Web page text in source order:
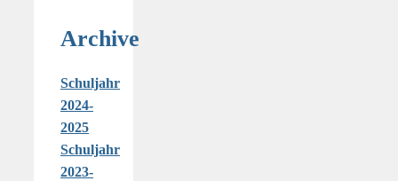
Archive
Schuljahr
2024-
2025
Schuljahr
2023-